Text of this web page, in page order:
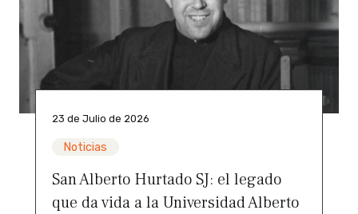
23 de Julio de 2026
Noticias
San Alberto Hurtado SJ: el legado
que da vida a la Universidad Alberto